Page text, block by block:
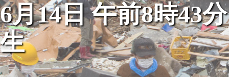
6月14日 午前8時43
生